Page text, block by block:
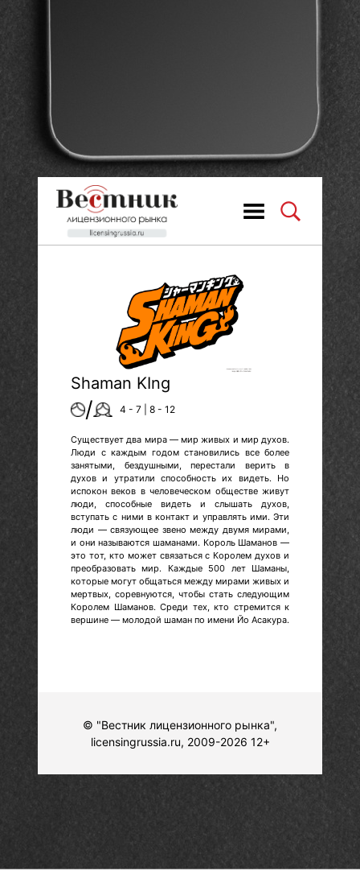
Shaman KIng
/ 4 - 7 | 8 - 12
Существует два мира — мир живых и мир духов.
Люди с каждым годом становились все более
занятыми, бездушными, перестали верить в
духов и утратили способность их видеть. Но
испокон веков в человеческом обществе живут
люди, способные видеть и слышать духов,
вступать с ними в контакт и управлять ими. Эти
люди — связующее звено между двумя мирами,
и они называются шаманами. Король Шаманов —
это тот, кто может связаться с Королем духов и
преобразовать мир. Каждые 500 лет Шаманы,
которые могут общаться между мирами живых и
мертвых, соревнуются, чтобы стать следующим
Королем Шаманов. Среди тех, кто стремится к
вершине — молодой шаман по имени Йо Асакура.
© "Вестник лицензионного рынка",
licensingrussia.ru, 2009-2026 12+